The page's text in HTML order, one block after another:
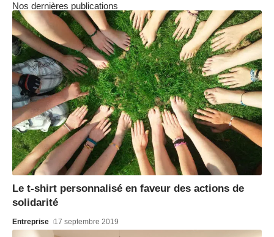
Nos dernières publications
Le t-shirt personnalisé en faveur des actions de
solidarité
Entreprise 17 septembre 2019